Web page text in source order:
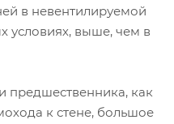
в невентилируемой
условиях, выше, чем в
предшественника, как
к стене, большое